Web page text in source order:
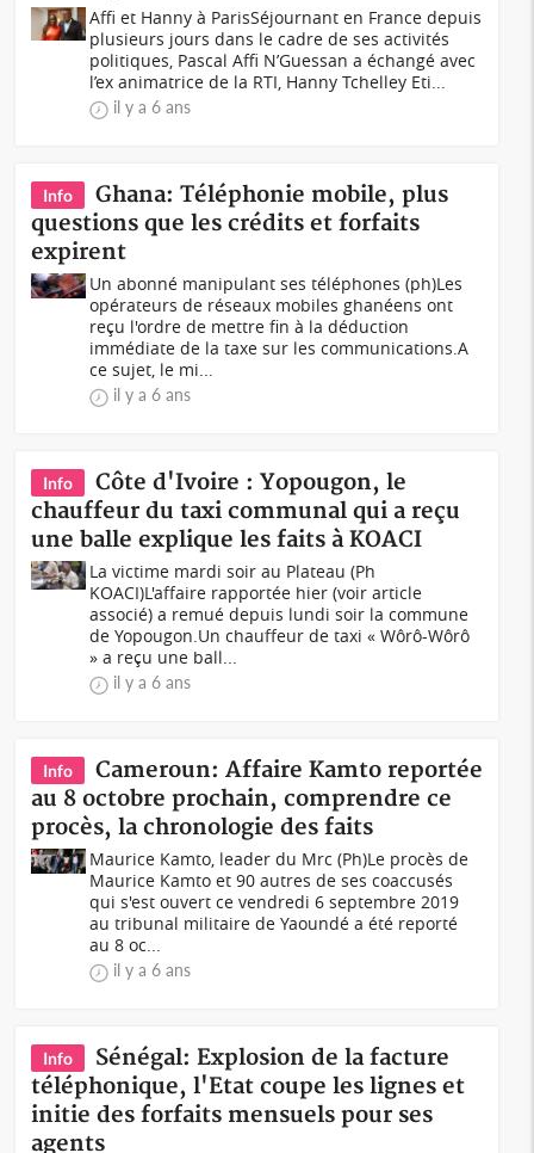
Affi et Hanny à ParisSéjournant en France depuis
plusieurs jours dans le cadre de ses activités
politiques, Pascal Affi N’Guessan a échangé avec
l’ex animatrice de la RTI, Hanny Tchelley Eti...
il y a 6 ans
Info
Ghana: Téléphonie mobile, plus
questions que les crédits et forfaits
expirent
Un abonné manipulant ses téléphones (ph)Les
opérateurs de réseaux mobiles ghanéens ont
reçu l'ordre de mettre fin à la déduction
immédiate de la taxe sur les communications.A
ce sujet, le mi...
il y a 6 ans
Info
Côte d'Ivoire : Yopougon, le
chauffeur du taxi communal qui a reçu
une balle explique les faits à KOACI
La victime mardi soir au Plateau (Ph
KOACI)L'affaire rapportée hier (voir article
associé) a remué depuis lundi soir la commune
de Yopougon.Un chauffeur de taxi « Wôrô-Wôrô
» a reçu une ball...
il y a 6 ans
Info
Cameroun: Affaire Kamto reportée
au 8 octobre prochain, comprendre ce
procès, la chronologie des faits
Maurice Kamto, leader du Mrc (Ph)Le procès de
Maurice Kamto et 90 autres de ses coaccusés
qui s'est ouvert ce vendredi 6 septembre 2019
au tribunal militaire de Yaoundé a été reporté
au 8 oc...
il y a 6 ans
Info
Sénégal: Explosion de la facture
téléphonique, l'Etat coupe les lignes et
initie des forfaits mensuels pour ses
agents